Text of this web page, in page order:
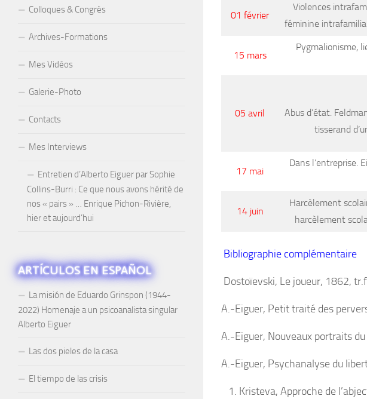
01 février
Violences
féminine
15 mars
Pygmalionisme,
05 avril Abus d’état.
tisserand
17 mai
Dans l’entreprise.
14 juin
Harcèlement
harcèlement
Bibliographie complémentaire
Dostoïevski, Le joueur, 1862,
A.-Eiguer, Petit traité des
A.-Eiguer, Nouveaux portraits
A.-Eiguer, Psychanalyse du
Kristeva, Approche de
Colloques & Congrès
Archives-Formations
Mes Vidéos
Galerie-Photo
Contacts
Mes Interviews
Entretien d’Alberto Eiguer par Sophie
Collins-Burri : Ce que nous avons hérité de
nos « pairs » … Enrique Pichon-Rivière,
hier et aujourd’hui
ARTÍCULOS EN ESPAÑOL
La misión de Eduardo Grinspon (1944-
2022) Homenaje a un psicoanalista singular
Alberto Eiguer
Las dos pieles de la casa
El tiempo de las crisis